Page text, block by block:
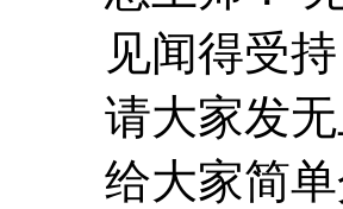
见闻得受
请大家发
给大家简